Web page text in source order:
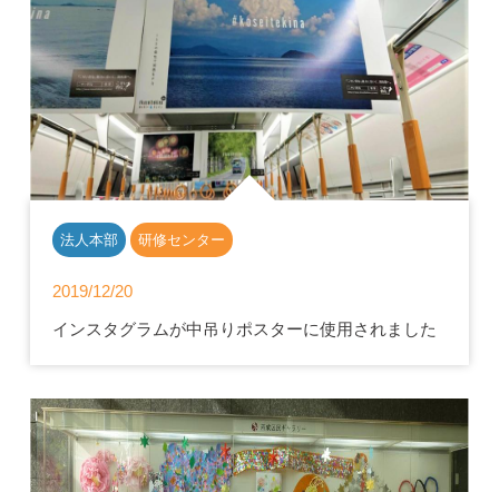
法人本部 研修センター
2019/12/20
インスタグラムが中吊りポスターに使用されました